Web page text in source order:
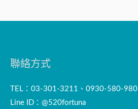
聯絡方式
TEL：03-301-3211、0930-580-980
Line ID：@520fortuna